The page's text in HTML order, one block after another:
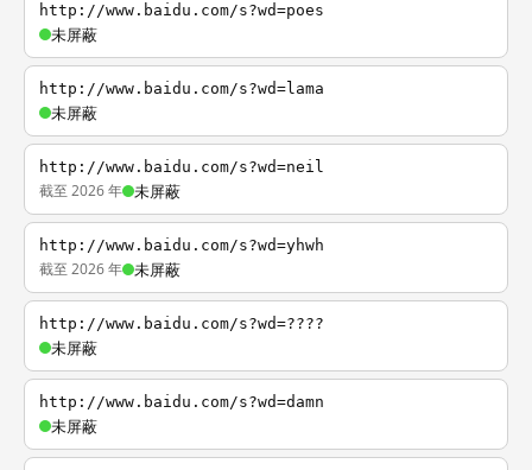
http://www.baidu.com/s?wd=poes
未屏蔽
http://www.baidu.com/s?wd=lama
未屏蔽
http://www.baidu.com/s?wd=neil
截至 2026 年 未屏蔽
http://www.baidu.com/s?wd=yhwh
截至 2026 年 未屏蔽
http://www.baidu.com/s?wd=????
未屏蔽
http://www.baidu.com/s?wd=damn
未屏蔽